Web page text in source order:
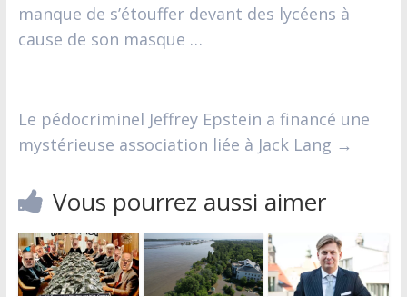
manque de s’étouffer devant des lycéens à
cause de son masque …
Le pédocriminel Jeffrey Epstein a financé une
mystérieuse association liée à Jack Lang →
Vous pourrez aussi aimer